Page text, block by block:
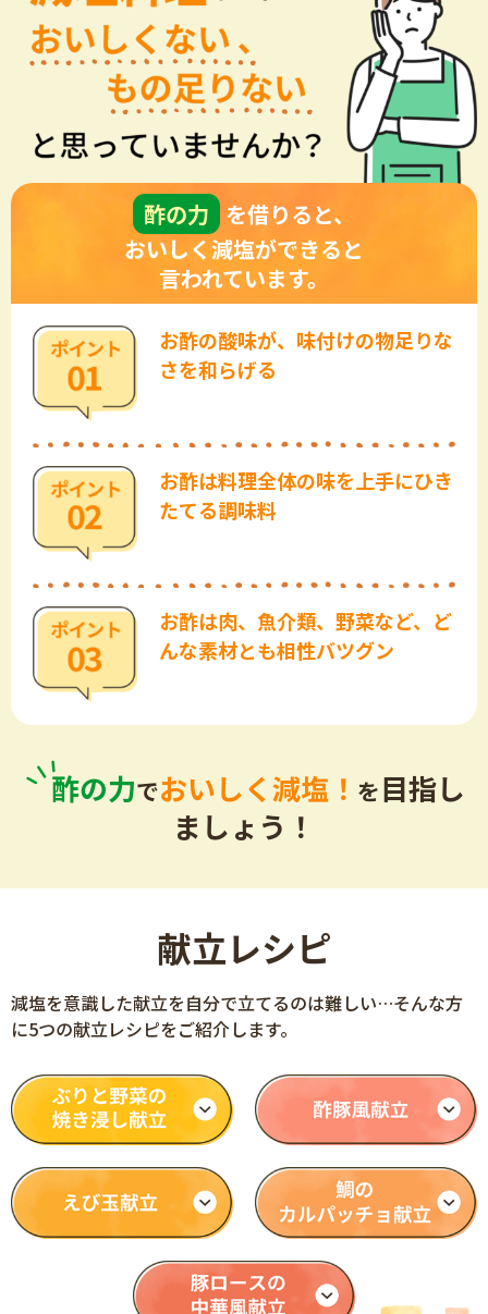
酢の力 を借りると、
おいしく減塩ができると
言われています。
お酢の酸味が、味付けの物足りな
さを和らげる
お酢は料理全体の味を上手にひき
たてる調味料
お酢は肉、魚介類、 野菜など、ど
んな素材とも相性バツグン
酢の力でおいしく減塩！ を目指し
ましょう！
献立レシピ
減塩を意識した献立を自分で立てるのは難しい…そんな方
に5つの献立レシピをご紹介します。